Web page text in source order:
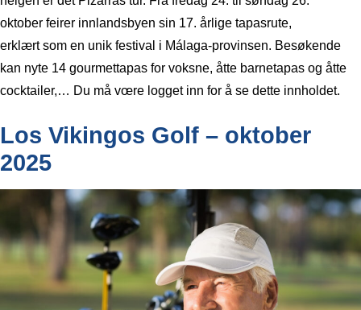
oktober feirer innlandsbyen sin 17. årlige tapasrute,
erklært som en unik festival i Málaga-provinsen. Besøkende
kan nyte 14 gourmettapas for voksne, åtte barnetapas og åtte
cocktailer,… Du må vœre logget inn for å se dette innholdet.
Los Vikingos Golf – oktober
2025